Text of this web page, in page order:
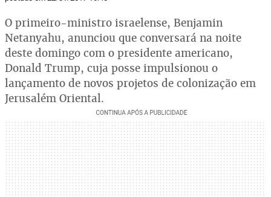
O primeiro-ministro israelense, Benjamin
Netanyahu, anunciou que conversará na noite
deste domingo com o presidente americano,
Donald Trump, cuja posse impulsionou o
lançamento de novos projetos de colonização em
Jerusalém Oriental.